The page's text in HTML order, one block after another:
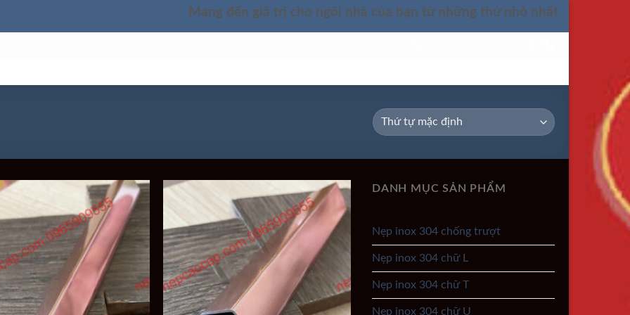
Mang đến giá trị cho ngôi nhà của bạn từ những thứ nhỏ nhất
DANH MỤC SẢN PHẨM
Nẹp inox 304 chống trượt
Nẹp inox 304 chữ L
Nẹp inox 304 chữ T
Nẹp inox 304 chữ U